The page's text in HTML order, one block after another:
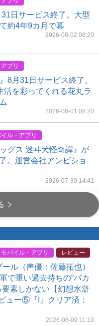
31日サービス終了。大型
約4年9カ月で幕
2026-08-02 08:20
プリ
8月31日サービス終了。
活を彩ってくれる花丸ラ
2026-08-01 08:20
ル・アプリ
グス 迷ヰ犬怪奇譚』が
。運営会社アンビショ
2026-07-30 14:41
モバイル・アプリ レビュー
ール（声優：佐藤拓也）
で重い過去持ちの“バカ
素しかない【幻想水滸
ュー⑤『I』クリア済：
2026-08-09 11:10